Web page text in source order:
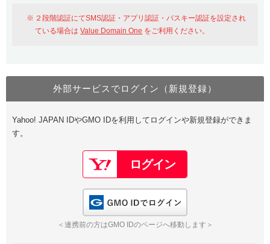
おすすめ One レンタルサーバーを含む最新の機能を使う方
Value Domain Oneにログイン
Google
GMO ID Amazon
※AmazonはValue Domain Oneのログイン画面へ遷移します
Value Domain Oneアカウント作成
以下でも登録可能
Google Yahoo!
GMO ID
２段階認証にてSMS認証・アプリ認証・パスキー認証を設定され
ている場合はValue Domain One をご利用ください。
外部サービスでログイン（新規登録）
Yahoo! JAPAN IDやGMO IDを利用してログインや新規登録ができま
す。
＜連携前の方はGMO IDのページへ移動します＞